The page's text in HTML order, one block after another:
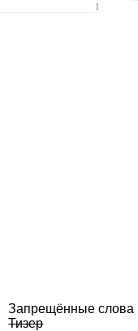
1
Запрещённые слова
Тизер